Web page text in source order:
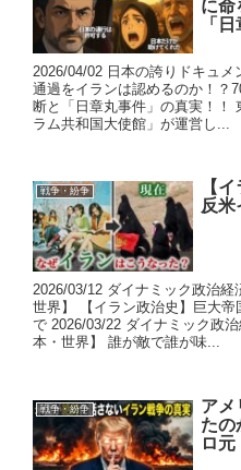
に命
「
2026/04/02 日本の誇りドキュ
通過をイランは認めるのか！？
断と「日章丸事件」の真実！！
ラム共和国大使館」が運営し...
戦争・紛争
【
反米
2026/03/12 ダイナミック政治経
世界】 【イラン政治史】巨大帝
で 2026/03/22 ダイナミック政
本・世界】 誰が敵で誰が味...
戦争・紛争
アメ
た
ロ元